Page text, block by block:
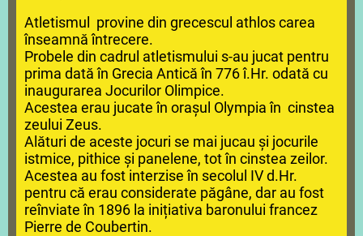
Atletismul provine din grecescul athlos carea
înseamnă întrecere.
Probele din cadrul atletismului s-au jucat pentru
prima dată în Grecia Antică în 776 î.Hr. odată cu
inaugurarea Jocurilor Olimpice.
Acestea erau jucate în orașul Olympia în cinstea
zeului Zeus.
Alături de aceste jocuri se mai jucau și jocurile
istmice, pithice și panelene, tot în cinstea zeilor.
Acestea au fost interzise în secolul IV d.Hr.
pentru că erau considerate păgâne, dar au fost
reînviate în 1896 la inițiativa baronului francez
Pierre de Coubertin.